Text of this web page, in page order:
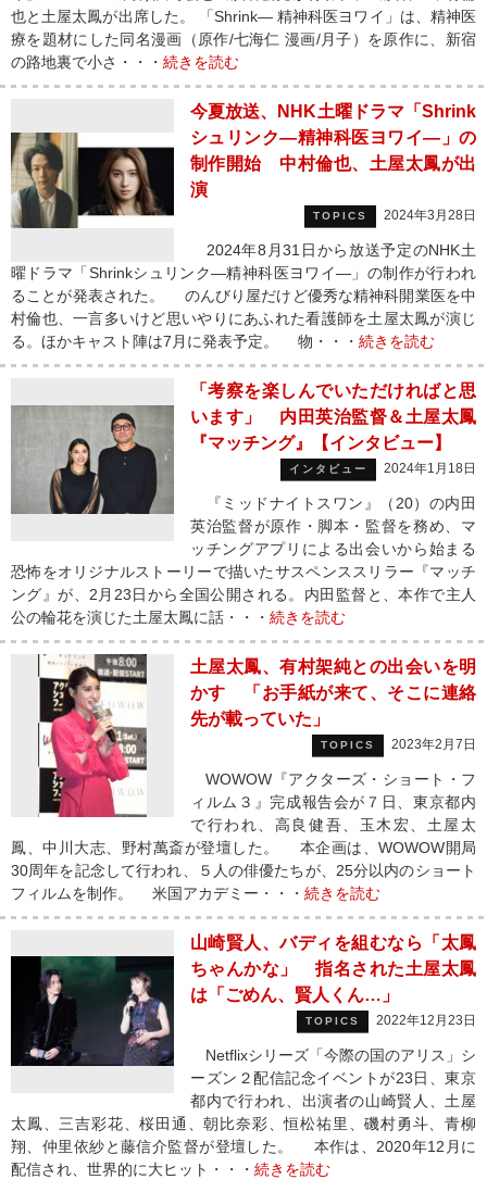
也と土屋太鳳が出席した。 「Shrink― 精神科医ヨワイ」は、精神医
療を題材にした同名漫画（原作/七海仁 漫画/月子）を原作に、新宿
の路地裏で小さ・・・ 続きを読む
今夏放送、NHK土曜ドラマ「Shrink
シュリンク―精神科医ヨワイ―」の
制作開始 中村倫也、土屋太鳳が出
演
TOPICS 2024年3月28日
2024年8月31日から放送予定のNHK土
曜ドラマ「Shrinkシュリンク―精神科医ヨワイ―」の制作が行われ
ることが発表された。 のんびり屋だけど優秀な精神科開業医を中
村倫也、一言多いけど思いやりにあふれた看護師を土屋太鳳が演じ
る。ほかキャスト陣は7月に発表予定。 物・・・ 続きを読む
「考察を楽しんでいただければと思
います」 内田英治監督＆土屋太鳳
『マッチング』【インタビュー】
インタビュー 2024年1月18日
『ミッドナイトスワン』（20）の内田
英治監督が原作・脚本・監督を務め、マ
ッチングアプリによる出会いから始まる
恐怖をオリジナルストーリーで描いたサスペンススリラー『マッチ
ング』が、2月23日から全国公開される。内田監督と、本作で主人
公の輪花を演じた土屋太鳳に話・・・ 続きを読む
土屋太鳳、有村架純との出会いを明
かす 「お手紙が来て、そこに連絡
先が載っていた」
TOPICS 2023年2月7日
WOWOW『アクターズ・ショート・フ
ィルム３』完成報告会が７日、東京都内
で行われ、高良健吾、玉木宏、土屋太
鳳、中川大志、野村萬斎が登壇した。 本企画は、WOWOW開局
30周年を記念して行われ、５人の俳優たちが、25分以内のショート
フィルムを制作。 米国アカデミー・・・ 続きを読む
山崎賢人、バディを組むなら「太鳳
ちゃんかな」 指名された土屋太鳳
は「ごめん、賢人くん…」
TOPICS 2022年12月23日
Netflixシリーズ「今際の国のアリス」シ
ーズン２配信記念イベントが23日、東京
都内で行われ、出演者の山崎賢人、土屋
太鳳、三吉彩花、桜田通、朝比奈彩、恒松祐里、磯村勇斗、青柳
翔、仲里依紗と藤信介監督が登壇した。 本作は、2020年12月に
配信され、世界的に大ヒット・・・ 続きを読む